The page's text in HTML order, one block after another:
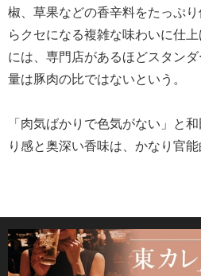
椒、草果などの香辛料をたっぷ
らクセになる複雑な味わいに仕
には、専門店があるほどスタン
量は豚肉の比ではないという。
「肉気ばかりで色気がない」と
り感と奥深い香味は、かなり官能